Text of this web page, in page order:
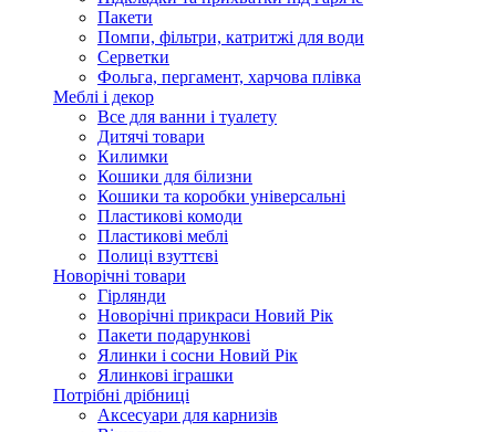
Пакети
Помпи, фільтри, катритжі для води
Серветки
Фольга, пергамент, харчова плівка
Меблі і декор
Все для ванни і туалету
Дитячі товари
Килимки
Кошики для білизни
Кошики та коробки універсальні
Пластикові комоди
Пластикові меблі
Полиці взуттєві
Новорічні товари
Гірлянди
Новорічні прикраси Новий Рік
Пакети подарункові
Ялинки і сосни Новий Рік
Ялинкові іграшки
Потрібні дрібниці
Аксесуари для карнизів